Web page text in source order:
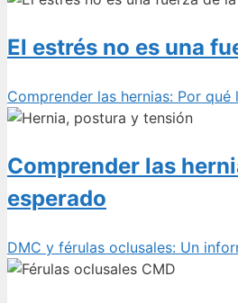
El estrés no es una
Comprender las hernias: Por
Comprender las
esperado
DMC y férulas oclusales: Un